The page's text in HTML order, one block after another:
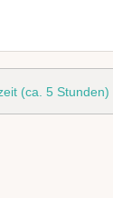
(ca. 5 Stunden)